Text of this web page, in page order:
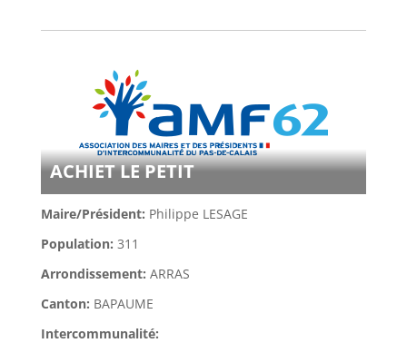
ACHIET LE PETIT
Maire/Président: Philippe LESAGE
Population: 311
Arrondissement: ARRAS
Canton: BAPAUME
Intercommunalité: